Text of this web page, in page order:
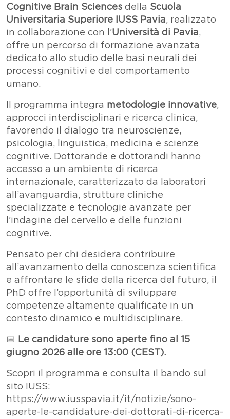
Cognitive Brain Sciences della Scuola
Universitaria Superiore IUSS Pavia, realizzato
in collaborazione con l’Università di Pavia,
offre un percorso di formazione avanzata
dedicato allo studio delle basi neurali dei
processi cognitivi e del comportamento
umano.
Il programma integra metodologie innovative,
approcci interdisciplinari e ricerca clinica,
favorendo il dialogo tra neuroscienze,
psicologia, linguistica, medicina e scienze
cognitive. Dottorande e dottorandi hanno
accesso a un ambiente di ricerca
internazionale, caratterizzato da laboratori
all’avanguardia, strutture cliniche
specializzate e tecnologie avanzate per
l’indagine del cervello e delle funzioni
cognitive.
Pensato per chi desidera contribuire
all’avanzamento della conoscenza scientifica
e affrontare le sfide della ricerca del futuro, il
PhD offre l’opportunità di sviluppare
competenze altamente qualificate in un
contesto dinamico e multidisciplinare.
📅 Le candidature sono aperte fino al 15
giugno 2026 alle ore 13:00 (CEST).
Scopri il programma e consulta il bando sul
sito IUSS:
https://www.iusspavia.it/it/notizie/sono-
aperte-le-candidature-dei-dottorati-di-ricerca-